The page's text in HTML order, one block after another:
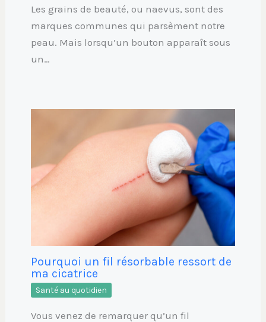
Les grains de beauté, ou naevus, sont des
marques communes qui parsèment notre
peau. Mais lorsqu’un bouton apparaît sous
un…
Pourquoi un fil résorbable ressort de
ma cicatrice
Santé au quotidien
Vous venez de remarquer qu’un fil